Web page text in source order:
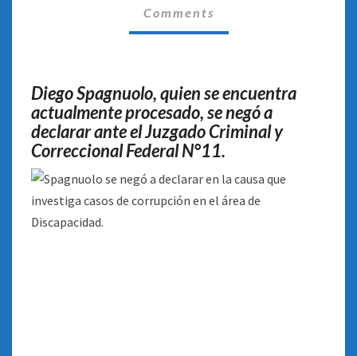
PY,
Comments
Diego Spagnuolo, quien se encuentra
actualmente procesado, se negó a
declarar ante el Juzgado Criminal y
Correccional Federal N°11.